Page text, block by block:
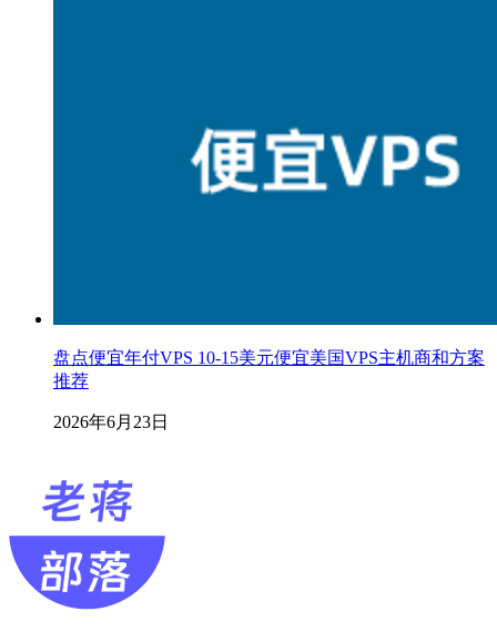
盘点便宜年付VPS 10-15美元便宜美国VPS主机商和方案
推荐
2026年6月23日